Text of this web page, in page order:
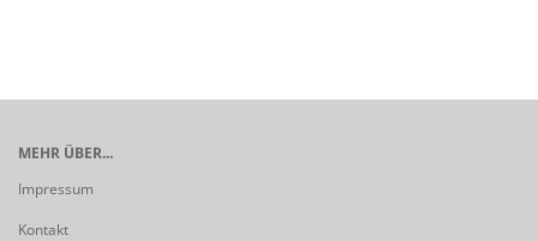
MEHR ÜBER...
Impressum
Kontakt